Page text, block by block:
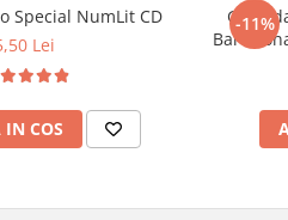
Special NumLit CD
Lei
COS
-11%